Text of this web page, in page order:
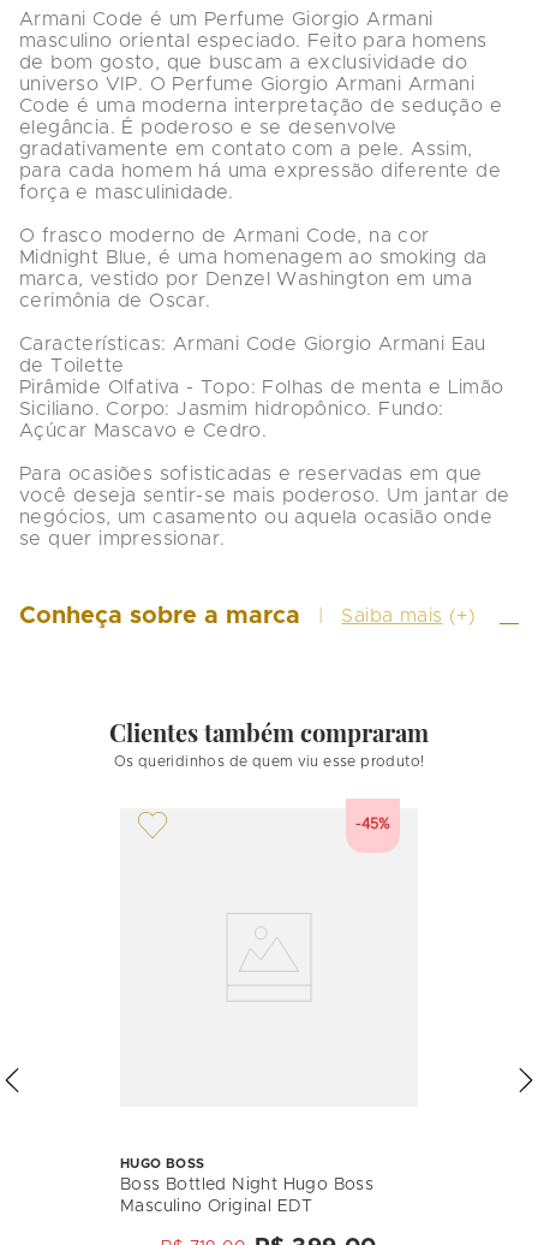
Armani Code é um Perfume Giorgio Armani
masculino oriental especiado. Feito para homens
de bom gosto, que buscam a exclusividade do
universo VIP. O Perfume Giorgio Armani Armani
Code é uma moderna interpretação de sedução e
elegância. É poderoso e se desenvolve
gradativamente em contato com a pele. Assim,
para cada homem há uma expressão diferente de
força e masculinidade.
O frasco moderno de Armani Code, na cor
Midnight Blue, é uma homenagem ao smoking da
marca, vestido por Denzel Washington em uma
cerimônia de Oscar.
Características: Armani Code Giorgio Armani Eau
de Toilette
Pirâmide Olfativa - Topo: Folhas de menta e Limão
Siciliano. Corpo: Jasmim hidropônico. Fundo:
Açúcar Mascavo e Cedro.
Para ocasiões sofisticadas e reservadas em que
você deseja sentir-se mais poderoso. Um jantar de
negócios, um casamento ou aquela ocasião onde
se quer impressionar.
Conheça sobre a marca Saiba mais (+)
Clientes também compraram
Os queridinhos de quem viu esse produto!
HUGO BOSS
Boss Bottled Night Hugo Boss
Masculino Original EDT
-45%